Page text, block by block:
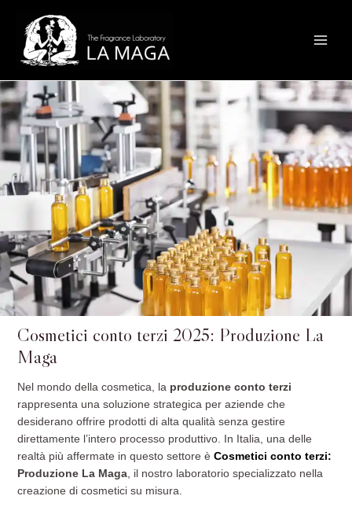
contenuto
Menu
Cosmetici conto terzi 2025: Produzione La
Maga
Nel mondo della cosmetica, la produzione conto terzi
rappresenta una soluzione strategica per aziende che
desiderano offrire prodotti di alta qualità senza gestire
direttamente l’intero processo produttivo. In Italia, una delle
realtà più affermate in questo settore è Cosmetici conto terzi:
Produzione La Maga , il nostro laboratorio specializzato nella
creazione di cosmetici su misura.